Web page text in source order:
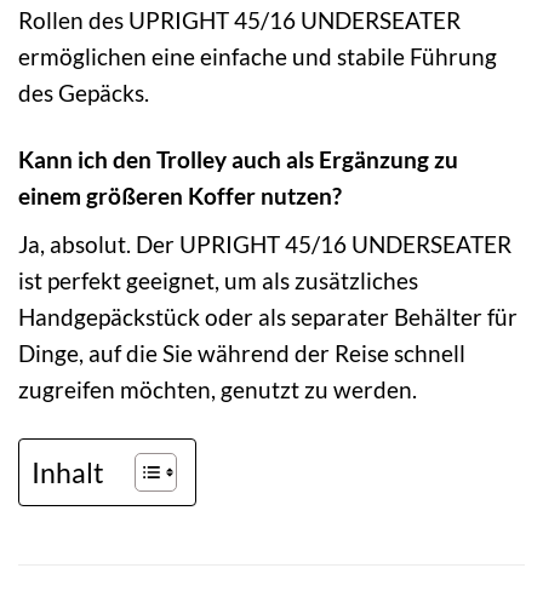
Rollen des UPRIGHT 45/16 UNDERSEATER
ermöglichen eine einfache und stabile Führung
des Gepäcks.
Kann ich den Trolley auch als Ergänzung zu
einem größeren Koffer nutzen?
Ja, absolut. Der UPRIGHT 45/16 UNDERSEATER
ist perfekt geeignet, um als zusätzliches
Handgepäckstück oder als separater Behälter für
Dinge, auf die Sie während der Reise schnell
zugreifen möchten, genutzt zu werden.
Inhalt